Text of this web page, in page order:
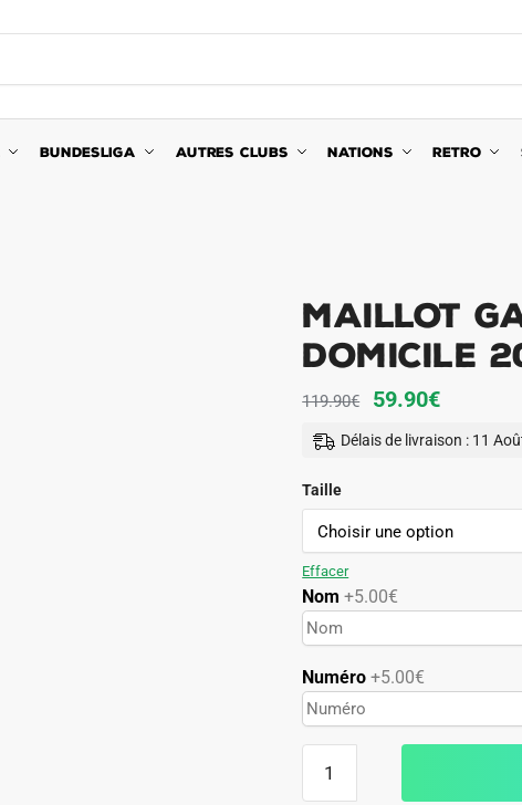
BUNDESLIGA AUTRES CLUBS NATIONS RETRO
Maillot
Domicile
119.90€
Le
prix
119.90€.
59.90€Le
59.90€.
Délais de livraison : 11
Taille
Effacer
Nom +5.00€
Numéro+5.00€